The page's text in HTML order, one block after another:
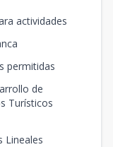
actividades
permitidas
de
Turísticos
Lineales